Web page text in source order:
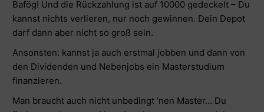
Bafög! Und die Rückzahlung ist auf 10000 gedeckelt – Du
kannst nichts verlieren, nur noch gewinnen. Dein Depot
darf dann aber nicht so groß sein.
Ansonsten: kannst ja auch erstmal jobben und dann von
den Dividenden und Nebenjobs ein Masterstudium
finanzieren.
Man braucht auch nicht unbedingt ’nen Master… Du